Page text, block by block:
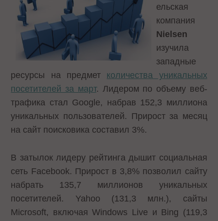
ельская
компания
Nielsen
изучила
западные
ресурсы на предмет количества уникальных
посетителей за март. Лидером по объему веб-
трафика стал Google, набрав 152,3 миллиона
уникальных пользователей. Прирост за месяц
на сайт поисковика составил 3%.
В затылок лидеру рейтинга дышит социальная
сеть Facebook. Прирост в 3,8% позволил сайту
набрать 135,7 миллионов уникальных
посетителей. Yahoo (131,3 млн.), сайты
Microsoft, включая Windows Live и Bing (119,3